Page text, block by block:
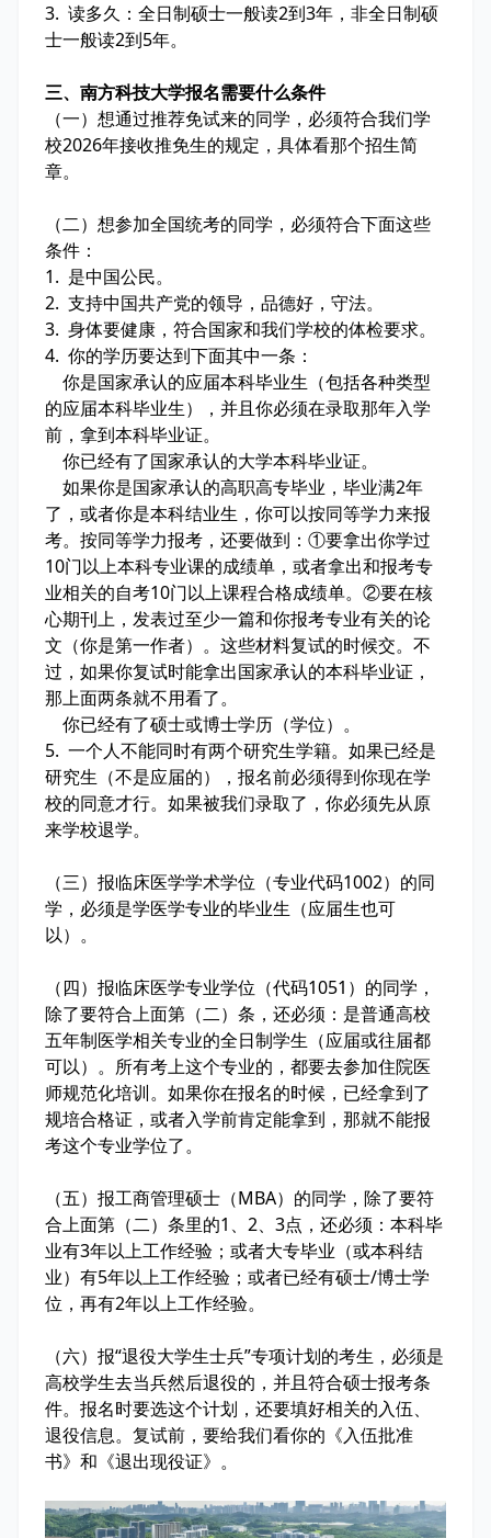
3. 读多久：全日制硕士一般读2到3年，非全日制硕
士一般读2到5年。
三、南方科技大学报名需要什么条件
（一）想通过推荐免试来的同学，必须符合我们学
校2026年接收推免生的规定，具体看那个招生简
章。
（二）想参加全国统考的同学，必须符合下面这些
条件：
1. 是中国公民。
2. 支持中国共产党的领导，品德好，守法。
3. 身体要健康，符合国家和我们学校的体检要求。
4. 你的学历要达到下面其中一条：
你是国家承认的应届本科毕业生（包括各种类型
的应届本科毕业生），并且你必须在录取那年入学
前，拿到本科毕业证。
你已经有了国家承认的大学本科毕业证。
如果你是国家承认的高职高专毕业，毕业满2年
了，或者你是本科结业生，你可以按同等学力来报
考。按同等学力报考，还要做到：①要拿出你学过
10门以上本科专业课的成绩单，或者拿出和报考专
业相关的自考10门以上课程合格成绩单。②要在核
心期刊上，发表过至少一篇和你报考专业有关的论
文（你是第一作者）。这些材料复试的时候交。不
过，如果你复试时能拿出国家承认的本科毕业证，
那上面两条就不用看了。
你已经有了硕士或博士学历（学位）。
5. 一个人不能同时有两个研究生学籍。如果已经是
研究生（不是应届的），报名前必须得到你现在学
校的同意才行。如果被我们录取了，你必须先从原
来学校退学。
（三）报临床医学学术学位（专业代码1002）的同
学，必须是学医学专业的毕业生（应届生也可
以）。
（四）报临床医学专业学位（代码1051）的同学，
除了要符合上面第（二）条，还必须：是普通高校
五年制医学相关专业的全日制学生（应届或往届都
可以）。所有考上这个专业的，都要去参加住院医
师规范化培训。如果你在报名的时候，已经拿到了
规培合格证，或者入学前肯定能拿到，那就不能报
考这个专业学位了。
（五）报工商管理硕士（MBA）的同学，除了要符
合上面第（二）条里的1、2、3点，还必须：本科毕
业有3年以上工作经验；或者大专毕业（或本科结
业）有5年以上工作经验；或者已经有硕士/博士学
位，再有2年以上工作经验。
（六）报“退役大学生士兵”专项计划的考生，必须是
高校学生去当兵然后退役的，并且符合硕士报考条
件。报名时要选这个计划，还要填好相关的入伍、
退役信息。复试前，要给我们看你的《入伍批准
书》和《退出现役证》。